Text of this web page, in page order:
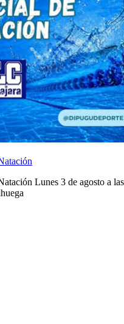
Lunes 3 de agosto a las